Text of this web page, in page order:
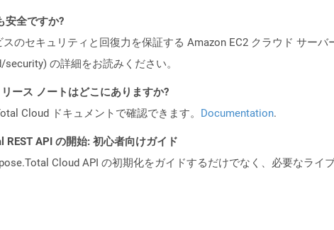
安全ですか?
のセキュリティと回復力を保証する Amazon EC2 クラウド サー
の詳細をお読みください。
ース ノートはどこにありますか?
Cloud ドキュメントで確認できます。 Documentation.
REST API の開始: 初心者向けガイド
Cloud API の初期化をガイドするだけでなく、必要なライ